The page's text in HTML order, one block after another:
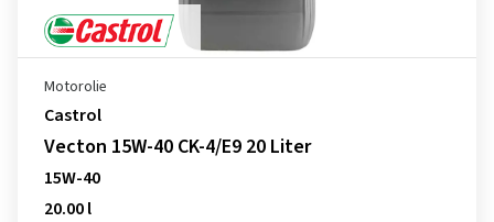
Motorolie
Castrol
Vecton 15W-40 CK-4/E9 20 Liter
15W-40
20.00 l